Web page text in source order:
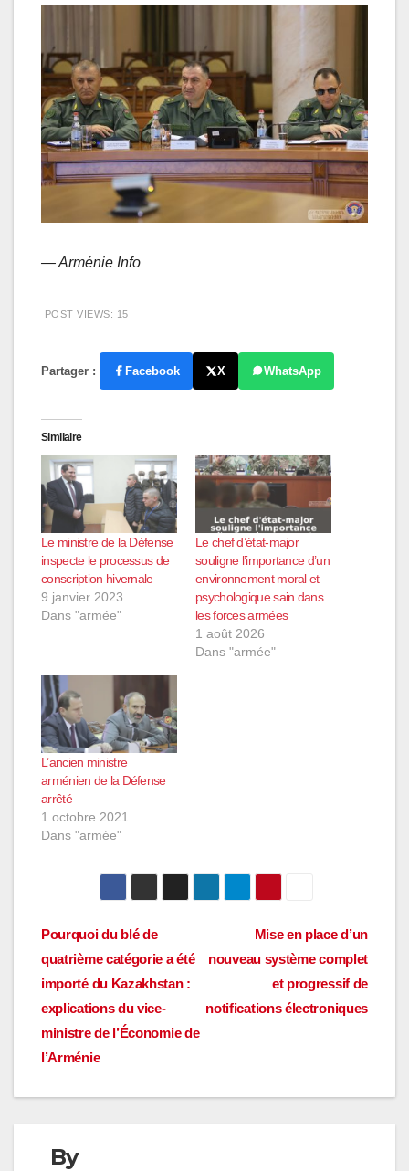
— Arménie Info
POST VIEWS: 15
Partager : Facebook X WhatsApp
Similaire
Le ministre de la Défense
inspecte le processus de
conscription hivernale
9 janvier 2023
Dans "armée"
Le chef d’état-major
souligne l’importance d’un
environnement moral et
psychologique sain dans
les forces armées
1 août 2026
Dans "armée"
L’ancien ministre
arménien de la Défense
arrêté
1 octobre 2021
Dans "armée"
Navigation
de
l’article
Mise en place d’un
nouveau système complet
et progressif de
notifications électroniques
Pourquoi du blé de
quatrième catégorie a été
importé du Kazakhstan :
explications du vice-
ministre de l’Économie de
l’Arménie
By